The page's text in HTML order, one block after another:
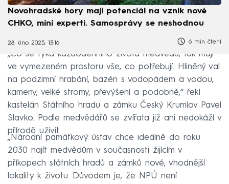
Novohradské hory mají potenciál na vznik nové
CHKO, míní experti. Samosprávy se neshodnou
28. úno 2025, 13:16 6 min čtení
„Co se týká každodenního života medvědů, tak mají
ve vymezeném prostoru vše, co potřebují. Hliněný val
na podzimní hrabání, bazén s vodopádem a vodou,
kameny, velké stromy, převýšení a podobně,“ řekl
kastelán Státního hradu a zámku Český Krumlov Pavel
Slavko. Podle medvědářů se zvířata již ani nedokáží v
přírodě uživit.
„Národní památkový ústav chce ideálně do roku
2030 najít medvědům v současnosti žijícím v
příkopech státních hradů a zámků nové, vhodnější
lokality k životu. Důvodem je, že NPÚ není